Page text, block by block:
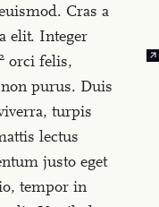
Cras a
elit. Integer
2
orci felis,
purus. Duis
turpis
lectus
justo eget
tempor in